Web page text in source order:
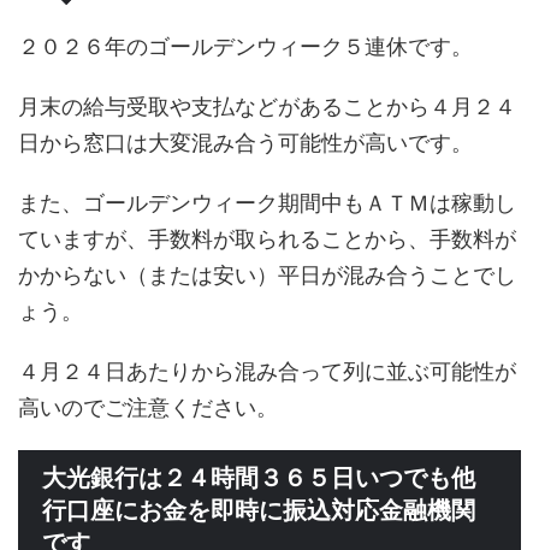
２０２６年のゴールデンウィーク５連休です。
月末の給与受取や支払などがあることから４月２４
日から窓口は大変混み合う可能性が高いです。
また、ゴールデンウィーク期間中もＡＴＭは稼動し
ていますが、手数料が取られることから、手数料が
かからない（または安い）平日が混み合うことでし
ょう。
４月２４日あたりから混み合って列に並ぶ可能性が
高いのでご注意ください。
大光銀行は２４時間３６５日いつでも他
行口座にお金を即時に振込対応金融機関
です